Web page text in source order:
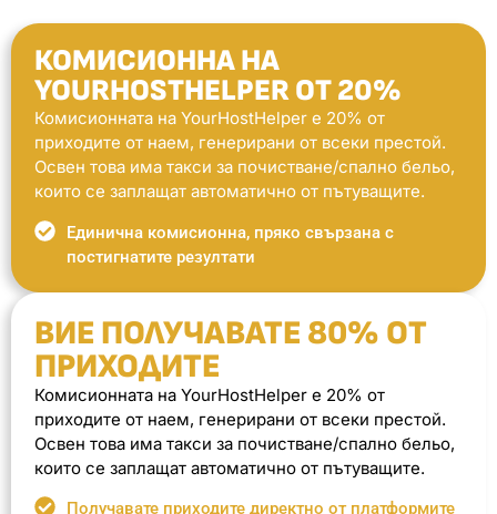
КОМИСИОННА НА
YOURHOSTHELPER ОТ 20%
Комисионната на YourHostHelper е 20% от
приходите от наем, генерирани от всеки престой.
Освен това има такси за почистване/спално бельо,
които се заплащат автоматично от пътуващите.
Единична комисионна, пряко свързана с
постигнатите резултати
ВИЕ ПОЛУЧАВАТЕ 80% ОТ
ПРИХОДИТЕ
Комисионната на YourHostHelper е 20% от
приходите от наем, генерирани от всеки престой.
Освен това има такси за почистване/спално бельо,
които се заплащат автоматично от пътуващите.
Получавате приходите директно от платформите